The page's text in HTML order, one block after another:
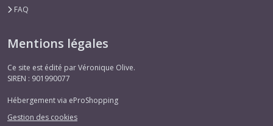
FAQ
Mentions légales
Ce site est édité par Véronique Olive.
SIREN : 901990077
Hébergement via eProShopping
Gestion des cookies